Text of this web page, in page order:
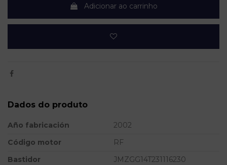
Adicionar ao carrinho
Dados do produto
Año fabricación
2002
Código motor
RF
Bastidor
JMZGG14T231116230